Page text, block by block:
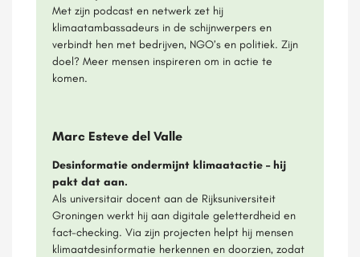
Met zijn podcast en netwerk zet hij
klimaatambassadeurs in de schijnwerpers en
verbindt hen met bedrijven, NGO’s en politiek. Zijn
doel? Meer mensen inspireren om in actie te
komen.
Marc Esteve del Valle
Desinformatie ondermijnt klimaatactie – hij
pakt dat aan.
Als universitair docent aan de Rijksuniversiteit
Groningen werkt hij aan digitale geletterdheid en
fact-checking. Via zijn projecten helpt hij mensen
klimaatdesinformatie herkennen en doorzien, zodat